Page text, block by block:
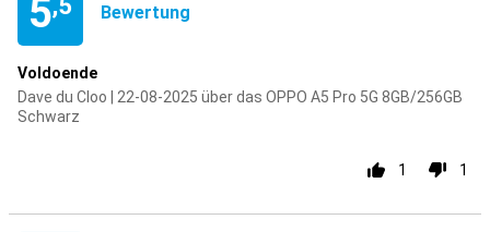
5,5 Bewertung
Voldoende
Dave du Cloo | 22-08-2025 über das OPPO A5 Pro 5G 8GB/256GB
Schwarz
1 1